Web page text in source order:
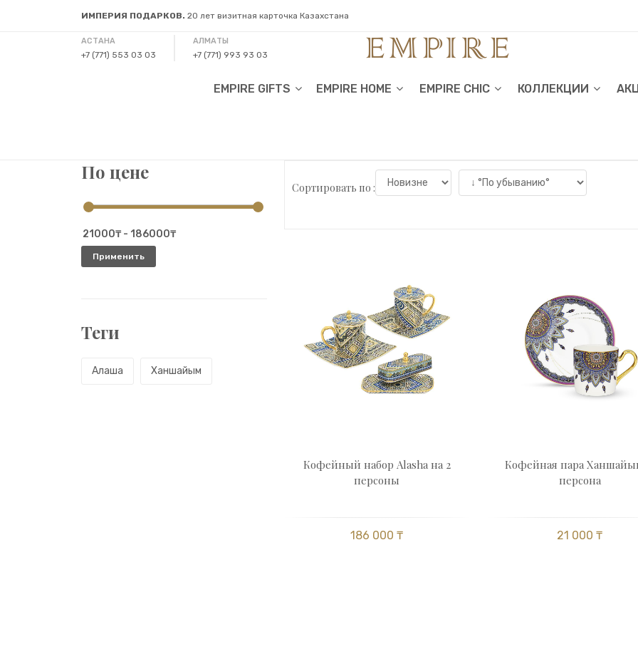
ИМПЕРИЯ ПОДАРКОВ. 20 лет визитная карточка Казахстана
АСТАНА
+7 (771) 553 03 03
АЛМАТЫ
+7 (771) 993 93 03
EMPIRE GIFTS EMPIRE HOME EMPIRE CHIC КОЛЛЕКЦИИ
По цене
Применить
Теги
Алаша Ханшайым
Сортировать по :
Кофейный набор Alasha на 2
персоны
186 000 ₸
Кофейная пара
персона
21 000 ₸